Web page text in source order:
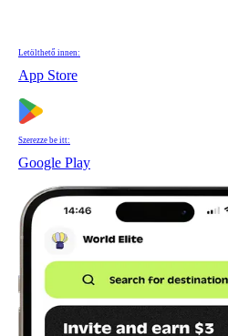
Letölthető innen:
App Store
Szerezze be itt:
Google Play